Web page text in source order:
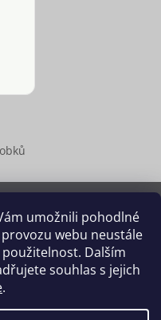
umožnili pohodlné
webu neustále
Dalším
souhlas s jejich
.
. Všechna práva vyhrazena.
cookies
.